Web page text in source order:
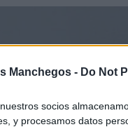
Manchegos - Do Not
socios
y procesamos datos